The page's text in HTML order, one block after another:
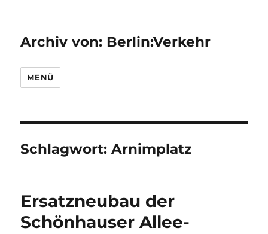
Archiv von: Berlin:Verkehr
MENÜ
Schlagwort:Arnimplatz
Ersatzneubau der
Schönhauser Allee-